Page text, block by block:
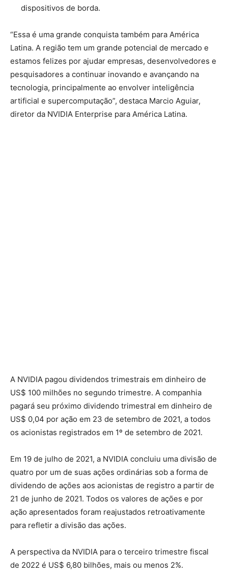
dispositivos de borda.
“Essa é uma grande conquista também para América
Latina. A região tem um grande potencial de mercado e
estamos felizes por ajudar empresas, desenvolvedores e
pesquisadores a continuar inovando e avançando na
tecnologia, principalmente ao envolver inteligência
artificial e supercomputação”, destaca Marcio Aguiar,
diretor da NVIDIA Enterprise para América Latina.
A NVIDIA pagou dividendos trimestrais em dinheiro de
US$ 100 milhões no segundo trimestre. A companhia
pagará seu próximo dividendo trimestral em dinheiro de
US$ 0,04 por ação em 23 de setembro de 2021, a todos
os acionistas registrados em 1º de setembro de 2021.
Em 19 de julho de 2021, a NVIDIA concluiu uma divisão de
quatro por um de suas ações ordinárias sob a forma de
dividendo de ações aos acionistas de registro a partir de
21 de junho de 2021. Todos os valores de ações e por
ação apresentados foram reajustados retroativamente
para refletir a divisão das ações.
A perspectiva da NVIDIA para o terceiro trimestre fiscal
de 2022 é US$ 6,80 bilhões, mais ou menos 2%.